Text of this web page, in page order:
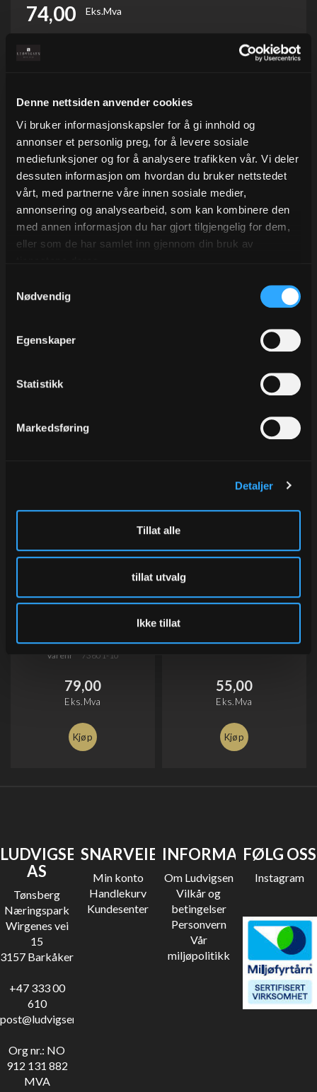
Denne nettsiden anvender cookies
Vi bruker informasjonskapsler for å gi innhold og
annonser et personlig preg, for å levere sosiale
mediefunksjoner og for å analysere trafikken vår. Vi deler
dessuten informasjon om hvordan du bruker nettstedet
vårt, med partnerne våre innen sosiale medier,
annonsering og analysearbeid, som kan kombinere den
med annen informasjon du har gjort tilgjengelig for dem,
eller som de har samlet inn gjennom din bruk av
Nødvendig
Egenskaper
Statistikk
Markedsføring
Detaljer
Tillat alle
tillat utvalg
Ikke tillat
74,00 Eks.Mva
Legg i ønskeliste
Kvantumsrabatt!
På dette produktet har vi kvantumsrabatt! Legg inn antall i
forpakningsstørrelsen, så ser du enhetsprisen!
På lager
10 mm x 250 m
Varenr 73601-10
79,00
Eks.Mva
Kjøp
Varenr 50024-10
55,00
Eks.Mva
Kjøp
LUDVIGSEN
AS
Tønsberg
Næringspark
Wirgenes vei
15
3157 Barkåker
+47 333 00
610
post@ludvigsen.no
Org nr.: NO
912 131 882
MVA
SNARVEIER
Min konto
Handlekurv
Kundesenter
INFORMASJON
Om Ludvigsen
Vilkår og
betingelser
Personvern
Vår
miljøpolitikk
FØLG OSS
Instagram